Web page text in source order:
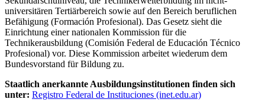
universitären Tertiärbereich sowie auf den Bereich beruflichen
Befähigung (Formación Profesional). Das Gesetz sieht die
Einrichtung einer nationalen Kommission für die
Technikerausbildung (Comisión Federal de Educación Técnico
Profesional) vor. Diese Kommission arbeitet wiederum dem
Bundesvorstand für Bildung zu.
Staatlich anerkannte Ausbildungsinstitutionen finden sich
unter: Registro Federal de Instituciones (inet.edu.ar)